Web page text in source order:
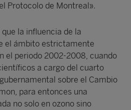
Protocolo de Montreal».
la influencia de la
el ámbito estrictamente
el periodo 2002-2008, cuando
a cargo del cuarto
sobre el Cambio
para entonces una
no solo en ozono sino